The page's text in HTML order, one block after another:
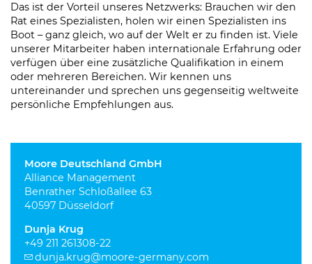
Das ist der Vorteil unseres Netzwerks: Brauchen wir den
Rat eines Spezialisten, holen wir einen Spezialisten ins
Boot – ganz gleich, wo auf der Welt er zu finden ist. Viele
unserer Mitarbeiter haben internationale Erfahrung oder
verfügen über eine zusätzliche Qualifikation in einem
oder mehreren Bereichen. Wir kennen uns
untereinander und sprechen uns gegenseitig weltweite
persönliche Empfehlungen aus.
Moore Deutschland GmbH
Alliance Management
Benrather Schloßallee 63
40597 Düsseldorf
Dunja Krug
+49 211 261308-22
dunja.krug@moore-germany.com